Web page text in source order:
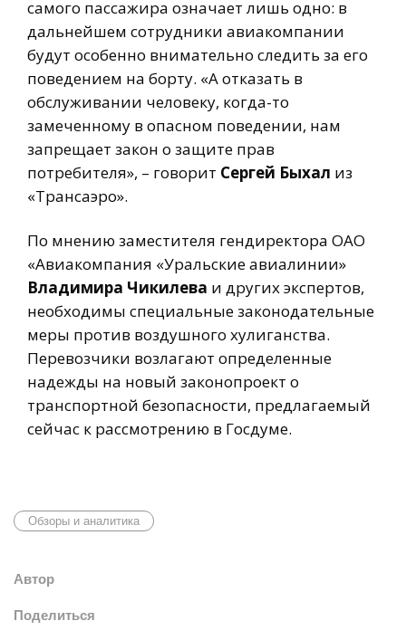
самого пассажира означает лишь одно: в
дальнейшем сотрудники авиакомпании
будут особенно внимательно следить за его
поведением на борту. «А отказать в
обслуживании человеку, когда-то
замеченному в опасном поведении, нам
запрещает закон о защите прав
потребителя», – говорит Сергей Быхал из
«Трансаэро».
По мнению заместителя гендиректора ОАО
«Авиакомпания «Уральские авиалинии»
Владимира Чикилева и других экспертов,
необходимы специальные законодательные
меры против воздушного хулиганства.
Перевозчики возлагают определенные
надежды на новый законопроект о
транспортной безопасности, предлагаемый
сейчас к рассмотрению в Госдуме.
Обзоры и аналитика
Автор
Поделиться